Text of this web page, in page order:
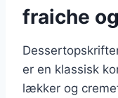
fraiche
er en klassisk
lækker og